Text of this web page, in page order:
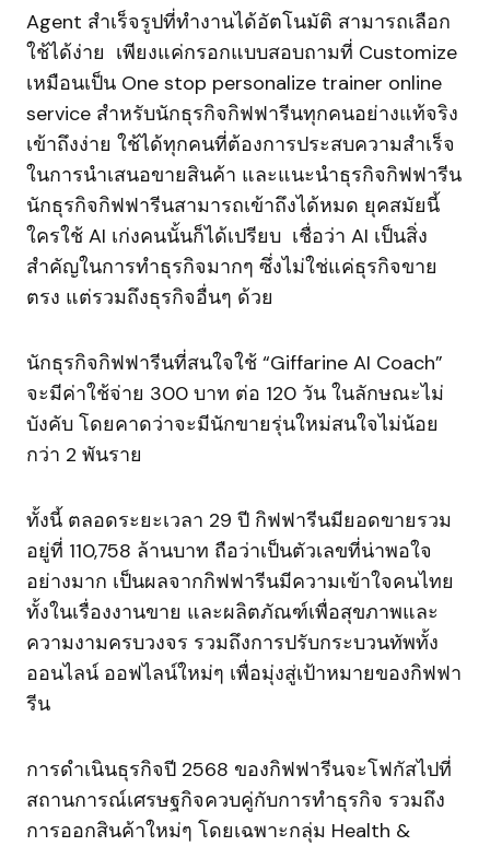
Agent สำเร็จรูปที่ทำงานได้อัตโนมัติ สามารถเลือก
ใช้ได้ง่าย เพียงแค่กรอกแบบสอบถามที่ Customize
เหมือนเป็น One stop personalize trainer online
service สำหรับนักธุรกิจกิฟฟารีนทุกคนอย่างแท้จริง
เข้าถึงง่าย ใช้ได้ทุกคนที่ต้องการประสบความสำเร็จ
ในการนำเสนอขายสินค้า และแนะนำธุรกิจกิฟฟารีน
นักธุรกิจกิฟฟารีนสามารถเข้าถึงได้หมด ยุคสมัยนี้
ใครใช้ AI เก่งคนนั้นก็ได้เปรียบ เชื่อว่า AI เป็นสิ่ง
สำคัญในการทำธุรกิจมากๆ ซึ่งไม่ใช่แค่ธุรกิจขาย
ตรง แต่รวมถึงธุรกิจอื่นๆ ด้วย
นักธุรกิจกิฟฟารีนที่สนใจใช้ “Giffarine AI Coach”
จะมีค่าใช้จ่าย 300 บาท ต่อ 120 วัน ในลักษณะไม่
บังคับ โดยคาดว่าจะมีนักขายรุ่นใหม่สนใจไม่น้อย
กว่า 2 พันราย
ทั้งนี้ ตลอดระยะเวลา 29 ปี กิฟฟารีนมียอดขายรวม
อยู่ที่ 110,758 ล้านบาท ถือว่าเป็นตัวเลขที่น่าพอใจ
อย่างมาก เป็นผลจากกิฟฟารีนมีความเข้าใจคนไทย
ทั้งในเรื่องงานขาย และผลิตภัณฑ์เพื่อสุขภาพและ
ความงามครบวงจร รวมถึงการปรับกระบวนทัพทั้ง
ออนไลน์ ออฟไลน์ใหม่ๆ เพื่อมุ่งสู่เป้าหมายของกิฟฟา
รีน
การดำเนินธุรกิจปี 2568 ของกิฟฟารีนจะโฟกัสไปที่
สถานการณ์เศรษฐกิจควบคู่กับการทำธุรกิจ รวมถึง
การออกสินค้าใหม่ๆ โดยเฉพาะกลุ่ม Health &